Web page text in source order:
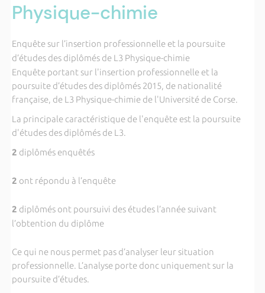
Physique-chimie
Enquête sur l’insertion professionnelle et la poursuite
d’études des diplômés de L3 Physique-chimie
Enquête portant sur l'insertion professionnelle et la
poursuite d’études des diplômés 2015, de nationalité
française, de L3 Physique-chimie de l'Université de Corse.
La principale caractéristique de l'enquête est la poursuite
d'études des diplômés de L3.
2 diplômés enquêtés
2 ont répondu à l’enquête
2 diplômés ont poursuivi des études l’année suivant
l’obtention du diplôme
Ce qui ne nous permet pas d’analyser leur situation
professionnelle. L’analyse porte donc uniquement sur la
poursuite d’études.